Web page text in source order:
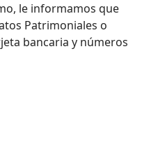
le informamos que
Patrimoniales o
bancaria y números